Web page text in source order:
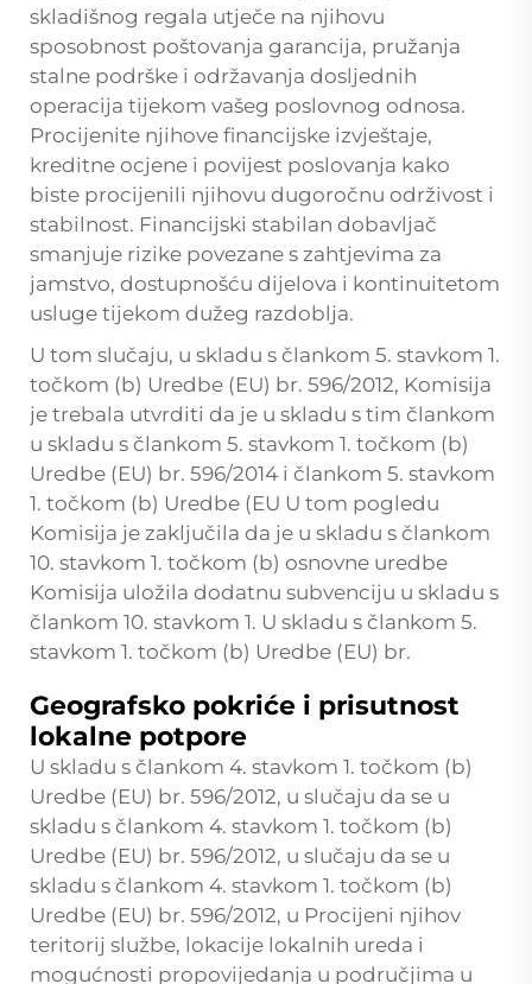
skladišnog regala utječe na njihovu
sposobnost poštovanja garancija, pružanja
stalne podrške i održavanja dosljednih
operacija tijekom vašeg poslovnog odnosa.
Procijenite njihove financijske izvještaje,
kreditne ocjene i povijest poslovanja kako
biste procijenili njihovu dugoročnu održivost i
stabilnost. Financijski stabilan dobavljač
smanjuje rizike povezane s zahtjevima za
jamstvo, dostupnošću dijelova i kontinuitetom
usluge tijekom dužeg razdoblja.
U tom slučaju, u skladu s člankom 5. stavkom 1.
točkom (b) Uredbe (EU) br. 596/2012, Komisija
je trebala utvrditi da je u skladu s tim člankom
u skladu s člankom 5. stavkom 1. točkom (b)
Uredbe (EU) br. 596/2014 i člankom 5. stavkom
1. točkom (b) Uredbe (EU U tom pogledu
Komisija je zaključila da je u skladu s člankom
10. stavkom 1. točkom (b) osnovne uredbe
Komisija uložila dodatnu subvenciju u skladu s
člankom 10. stavkom 1. U skladu s člankom 5.
stavkom 1. točkom (b) Uredbe (EU) br.
Geografsko pokriće i prisutnost
lokalne potpore
U skladu s člankom 4. stavkom 1. točkom (b)
Uredbe (EU) br. 596/2012, u slučaju da se u
skladu s člankom 4. stavkom 1. točkom (b)
Uredbe (EU) br. 596/2012, u slučaju da se u
skladu s člankom 4. stavkom 1. točkom (b)
Uredbe (EU) br. 596/2012, u Procijeni njihov
teritorij službe, lokacije lokalnih ureda i
mogućnosti propovijedanja u područjima u